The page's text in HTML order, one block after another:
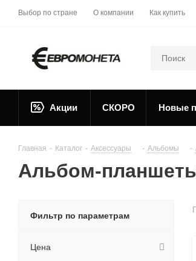
Выбор по стране О компании Как купить
Акции СКОРО Новые
Главная - Каталог - Аксессуары - Альбомы -
Альбом-
Фильтр по параметрам
Цена